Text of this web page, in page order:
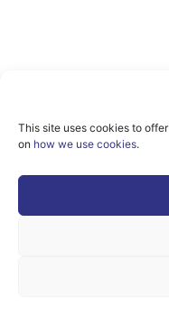
This site uses cookies to
on how we use cookies.